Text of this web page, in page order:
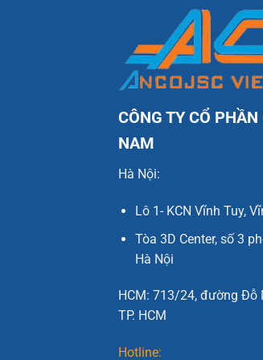
CÔNG TY CỔ
NAM
Hà Nội:
Lô 1- KCN Vĩnh Tuy,
Tòa 3D Center, số 3
Hà Nội
HCM: 713/24, đường Đỗ
TP. HCM
Hotline: